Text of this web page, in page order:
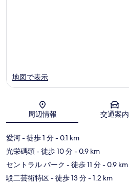
地図
地図で表示
周辺情報 交通案内
愛河- 徒歩 1 分- 0.1 km
光栄碼頭- 徒歩 10 分- 0.9 km
セントラル パーク - 徒歩 11 分- 0.9 km
駁二芸術特区- 徒歩 13 分- 1.2 km